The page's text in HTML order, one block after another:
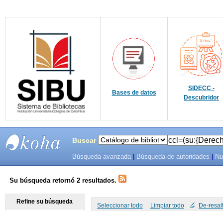
Bases de datos
SIDECC -
Descubridor
SISTEMAS
DE
Buscar
Búsqueda avanzada Búsqueda de autoridades
Su búsqueda retornó 2 resultados.
Seleccionar todo Limpiar todo De-
Refine su búsqueda